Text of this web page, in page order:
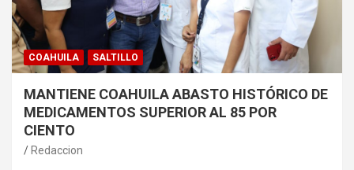
COAHUILA SALTILLO
MANTIENE COAHUILA ABASTO HISTÓRICO DE
MEDICAMENTOS SUPERIOR AL 85 POR
CIENTO
Redaccion